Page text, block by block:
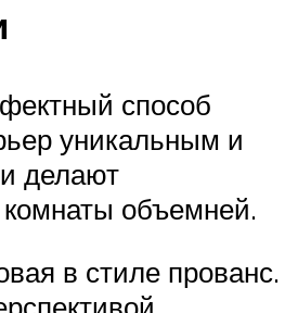
способ
уникальным и
делают
комнаты объемней.
в стиле прованс.